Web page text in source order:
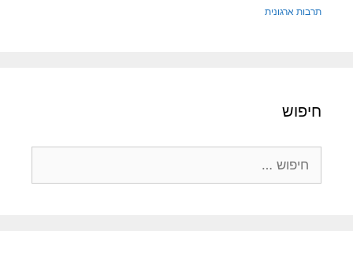
תרבות ארגונית
חיפוש